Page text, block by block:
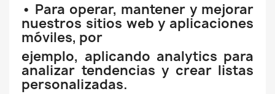
• Para operar, mantener y mejorar
nuestros sitios web y aplicaciones
móviles, por
ejemplo, aplicando analytics para
analizar tendencias y crear listas
personalizadas.